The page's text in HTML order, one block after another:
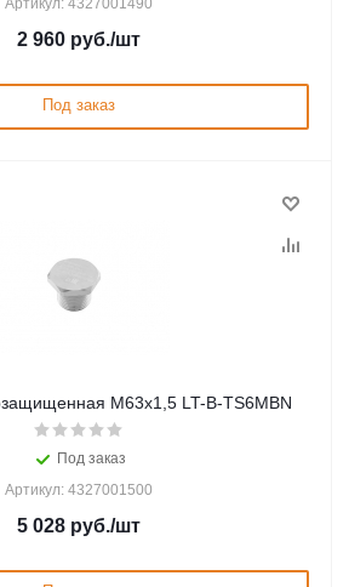
Артикул: 4327001490
2 960 руб./шт
Под заказ
М63х1,5 LT-B-TS6MBN
Под заказ
Артикул: 4327001500
5 028 руб./шт